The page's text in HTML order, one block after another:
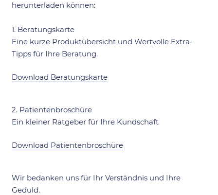
herunterladen können:
1. Beratungskarte
Eine kurze Produktübersicht und Wertvolle Extra-
Tipps für Ihre Beratung.
Download Beratungskarte
2. Patientenbroschüre
Ein kleiner Ratgeber für Ihre Kundschaft
Download Patientenbroschüre
Wir bedanken uns für Ihr Verständnis und Ihre
Geduld.